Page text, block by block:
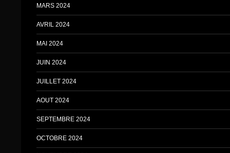
MARS 2024
AVRIL 2024
MAI 2024
JUIN 2024
JUILLET 2024
AOUT 2024
SEPTEMBRE 2024
OCTOBRE 2024